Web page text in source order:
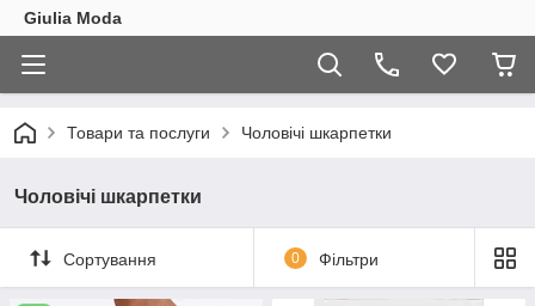
Giulia Moda
Товари та послуги Чоловічі шкарпетки
Чоловічі шкарпетки
Сортування 0 Фільтри